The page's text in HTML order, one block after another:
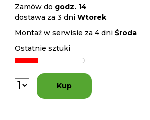
Zamów do godz. 14
dostawa za 3 dni Wtorek
Montaż w serwisie za 4 dni Środa
Ostatnie sztuki
Kup